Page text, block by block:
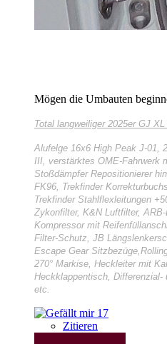
Mögen die Umbauten
Total langweiliger 2025er GJ
Alufelge 16x6 High Peak J-01,
III, verstärktes OME-Fahrwerk
Stoßdämpfer Repositionierer
FK96, Trekfinder
Trekfinder Stahlflexleitungen
Zykonfilter, K&N Luftfilter,
Kompressor mit
Filter-Schutz, JB
Escape Gear
270° Markise, Heckleiter mit
Heckklappentisch, Differenzial-
etc.
17
Zitieren